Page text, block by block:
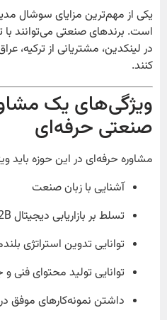
یکی از مهم‌ترین مزایای سوشال
است. برندهای صنعتی می‌توانند
در لینکدین، مشتریانی از ترکیه،
کنند.
ویژگی‌های یک
صنعتی حرفه‌ای
مشاوره حرفه‌ای در این حوزه باید
آشنایی با زبان صنعت
تسلط بر بازاریابی دیجیتال B2B
توانایی تدوین استراتژی
توانایی تولید محتوای فنی
داشتن نمونه‌کارهای موفق